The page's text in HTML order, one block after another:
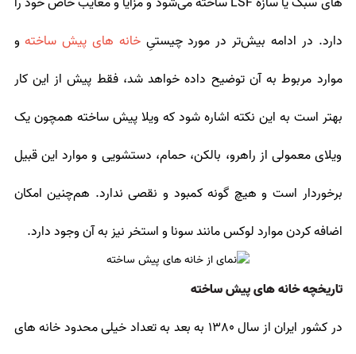
دارد. در ادامه بیش‌تر در مورد چیستیِخانه های پیش ساختهو
موارد مربوط به آن توضیح داده خواهد شد، فقط پیش از این کار
بهتر است به این نکته اشاره شود که ویلا پیش ساخته همچون یک
ویلای معمولی از راهرو، بالکن، حمام، دستشویی و موارد این قبیل
برخوردار است و هیچ گونه کمبود و نقصی ندارد. هم‌چنین امکان
اضافه کردن موارد لوکس مانند سونا و استخر نیز به آن وجود دارد.
تاریخچه خانه های پیش ساخته
در کشور ایران از سال 1380 به بعد به تعداد خیلی محدود خانه های